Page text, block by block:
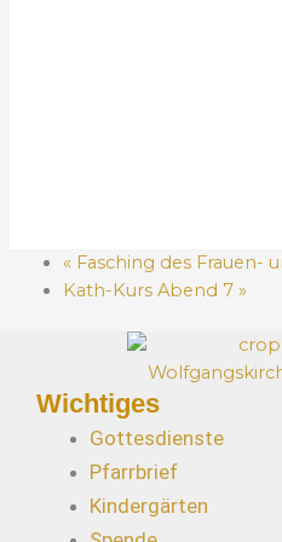
« Fasching des Frauen-
Kath-Kurs Abend 7 »
Wichtiges
Gottesdienste
Pfarrbrief
Kindergärten